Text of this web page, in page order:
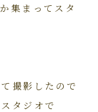
集まってスタ
撮影したので
タジオで